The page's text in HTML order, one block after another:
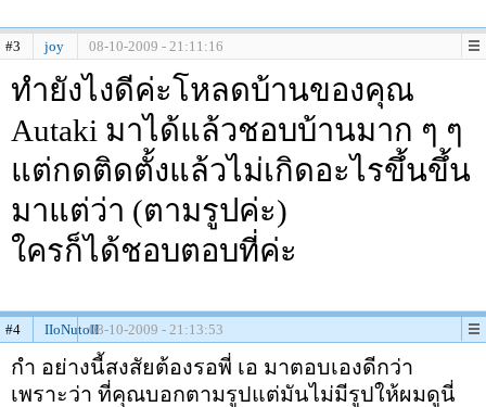
#3 joy 08-10-2009 - 21:11:16
ทำยังไงดีค่ะโหลดบ้านของคุณ
Autaki มาได้แล้วชอบบ้านมาก ๆ ๆ
แต่กดติดตั้งแล้วไม่เกิดอะไรขึ้นขึ้น
มาแต่ว่า (ตามรูปค่ะ)
ใครก็ได้ชอบตอบที่ค่ะ
#4 IIoNutoII08-10-2009 - 21:13:53
กำ อย่างนี้สงสัยต้องรอพี่ เอ มาตอบเองดีกว่า
เพราะว่า ที่คุณบอกตามรูปแต่มันไม่มีรูปให้ผมดูนี่